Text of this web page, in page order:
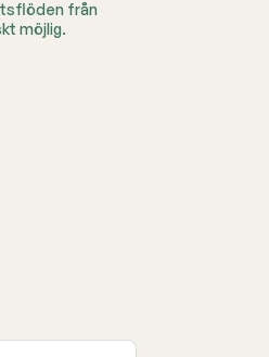
från
möjlig.